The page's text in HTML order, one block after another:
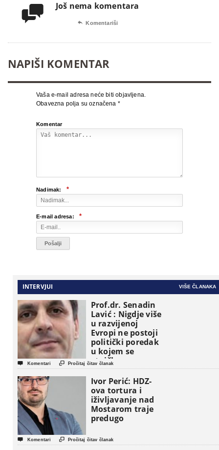
 Još nema komentara
 Komentariši
NAPIŠI KOMENTAR
Vaša e-mail adresa neće biti objavljena.
Obavezna polja su označena *
Komentar
Nadimak: *
E-mail adresa: *
INTERVJUI VIŠE ČLANAKA
Prof.dr. Senadin
Lavić : Nigdje više
u razvijenoj
Evropi ne postoji
politički poredak
u kojem se
etničke grupe
pojavljuju kao
osnovne
političke jedinice
 Komentari  Pročitaj čitav članak
Ivor Perić: HDZ-
ova tortura i
iživljavanje nad
Mostarom traje
predugo
 Komentari  Pročitaj čitav članak